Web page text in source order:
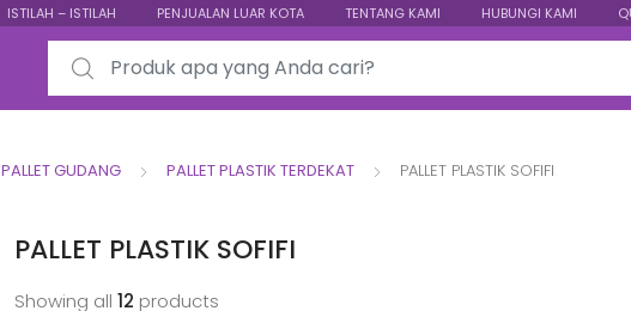
ISTILAH – ISTILAH PENJUALAN LUAR KOTA TENTANG KAMI HUBUNGI KAMI
Search for:
PALLET GUDANG PALLET PLASTIK TERDEKAT PALLET PLASTIK SOFIFI
PALLET PLASTIK SOFIFI
Showing all 12 products